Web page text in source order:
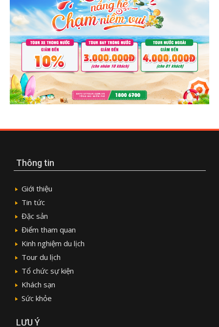
Thông tin
Giới thiệu
Tin tức
Đặc sản
Điểm tham quan
Kinh nghiệm du lịch
Tour du lịch
Tổ chức sự kiện
Khách sạn
Sức khỏe
LƯU Ý